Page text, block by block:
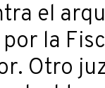
el
la
Otro